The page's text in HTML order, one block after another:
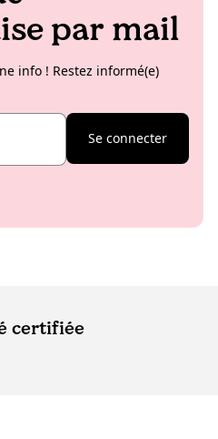
par mail
info ! Restez informé(e)
Se connecter
certifiée